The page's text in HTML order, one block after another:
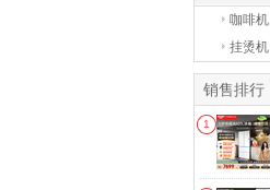
咖啡机
挂烫机
销售排行
1